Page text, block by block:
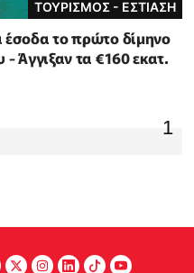
ΤΟΥΡΙΣΜΟΣ - ΕΣΤΙΑΣΗ
έσοδα το πρώτο δίμηνο
Άγγιξαν τα €160 εκατ.
1